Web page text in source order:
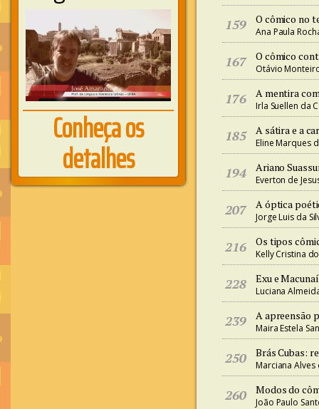
Conheça os
detalhes
159 O cômico no
Ana Paula
167 O cômico
Otávio
176 A mentira
Irla Suellen da
185 A sátira e a
Eline Marques
194 Ariano
Everton de
207 A óptica
Jorge Luis da
216 Os tipos
Kelly Cristina
228 Exu e
Luciana
239 A apreensão
Maira Estela
250 Brás Cubas:
Marciana
260 Modos do
João Paulo